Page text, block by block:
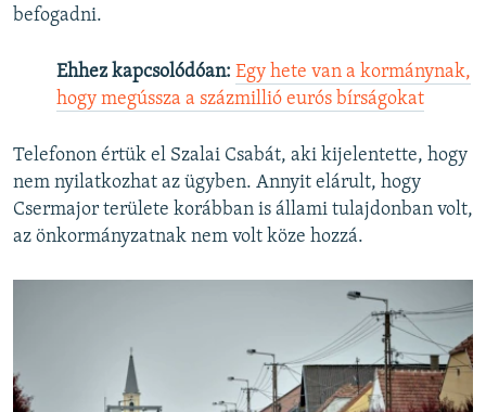
befogadni.
Ehhez kapcsolódóan: Egy hete van a kormánynak,
hogy megússza a százmillió eurós bírságokat
Telefonon értük el Szalai Csabát, aki kijelentette, hogy
nem nyilatkozhat az ügyben. Annyit elárult, hogy
Csermajor területe korábban is állami tulajdonban volt,
az önkormányzatnak nem volt köze hozzá.